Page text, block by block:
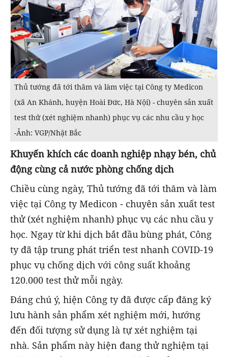
Thủ tướng đã tới thăm và làm việc tại Công ty Medicon
(xã An Khánh, huyện Hoài Đức, Hà Nội) - chuyên sản xuất
test thử (xét nghiệm nhanh) phục vụ các nhu cầu y học
-Ảnh: VGP/Nhật Bắc
Khuyến khích các doanh nghiệp nhạy bén, chủ
động cùng cả nước phòng chống dịch
Chiều cùng ngày, Thủ tướng đã tới thăm và làm
việc tại Công ty Medicon - chuyên sản xuất test
thử (xét nghiệm nhanh) phục vụ các nhu cầu y
học. Ngay từ khi dịch bắt đầu bùng phát, Công
ty đã tập trung phát triển test nhanh COVID-19
phục vụ chống dịch với công suất khoảng
120.000 test thử mỗi ngày.
Đáng chú ý, hiện Công ty đã được cấp đăng ký
lưu hành sản phẩm xét nghiệm mới, hướng
đến đối tượng sử dụng là tự xét nghiệm tại
nhà. Sản phẩm này hiện đang thử nghiệm tại